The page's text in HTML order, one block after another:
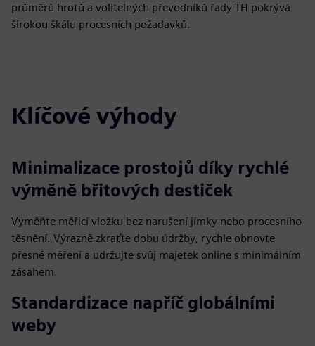
průměrů hrotů a volitelných převodníků řady TH pokrývá
širokou škálu procesních požadavků.
Klíčové výhody
Minimalizace prostojů díky rychlé
výměně břitových destiček
Vyměňte měřicí vložku bez narušení jímky nebo procesního
těsnění. Výrazně zkraťte dobu údržby, rychle obnovte
přesné měření a udržujte svůj majetek online s minimálním
zásahem.
Standardizace napříč globálními
weby